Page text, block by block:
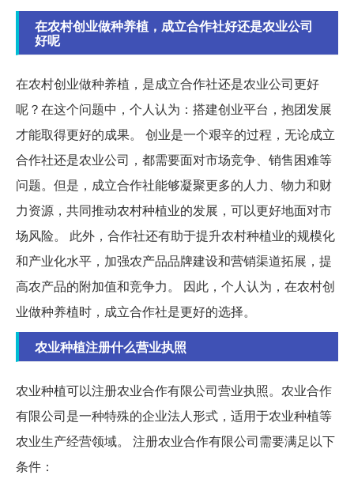
在农村创业做种养植，成立合作社好还是农业公司
好呢
在农村创业做种养植，是成立合作社还是农业公司更好
呢？在这个问题中，个人认为：搭建创业平台，抱团发展
才能取得更好的成果。 创业是一个艰辛的过程，无论成立
合作社还是农业公司，都需要面对市场竞争、销售困难等
问题。但是，成立合作社能够凝聚更多的人力、物力和财
力资源，共同推动农村种植业的发展，可以更好地面对市
场风险。 此外，合作社还有助于提升农村种植业的规模化
和产业化水平，加强农产品品牌建设和营销渠道拓展，提
高农产品的附加值和竞争力。 因此，个人认为，在农村创
业做种养植时，成立合作社是更好的选择。
农业种植注册什么营业执照
农业种植可以注册农业合作有限公司营业执照。农业合作
有限公司是一种特殊的企业法人形式，适用于农业种植等
农业生产经营领域。 注册农业合作有限公司需要满足以下
条件：